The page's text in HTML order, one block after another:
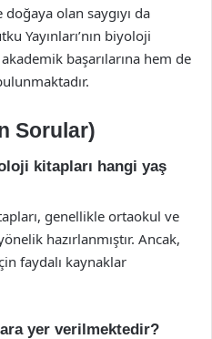
olan saygıyı da
Yayınları’nın biyoloji
başarılarına hem de
Sorular)
kitapları hangi yaş
genellikle ortaokul ve
hazırlanmıştır. Ancak,
faydalı kaynaklar
yer verilmektedir?